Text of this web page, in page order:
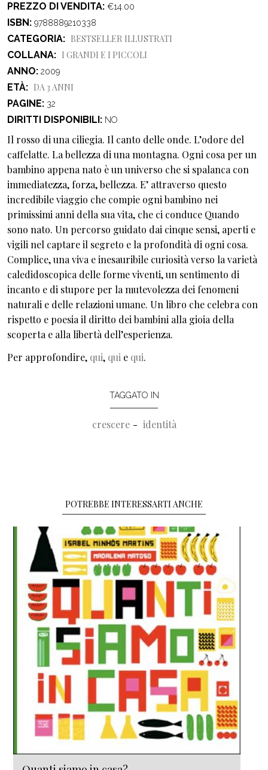
PREZZO DI VENDITA €14.00
ISBN 9788889210338
CATEGORIA BESTSELLER ILLUSTRATI
COLLANA
I GRANDI E I PICCOLI
ANNO 2009
ETÀ
DA 3 ANNI
PAGINE
32
DIRITTI DISPONIBILI NO
Il rosso di una ciliegia. Il canto delle onde. L’odore del
caffelatte. La bellezza di una montagna. Ogni cosa per un
bambino appena nato è un universo che si spalanca con
immediatezza, forza, bellezza. E’ attraverso questo
incredibile viaggio che compie ogni bambino nei
primissimi anni della sua vita, che ci conduce Quando
sono nato. Un percorso guidato dai cinque sensi, aperti e
vigili nel captare il segreto e la profondità di ogni cosa.
Complice, una viva e inesauribile curiosità verso la varietà
caledidoscopica delle forme viventi, un sentimento di
incanto e di stupore per la mutevolezza dei fenomeni
naturali e delle relazioni umane. Un libro che celebra con
rispetto e poesia il diritto dei bambini alla gioia della
scoperta e alla libertà dell’esperienza.
Per approfondire, qui, qui e qui.
TAGGATO IN
crescere identità
POTREBBE INTERESSARTI ANCHE